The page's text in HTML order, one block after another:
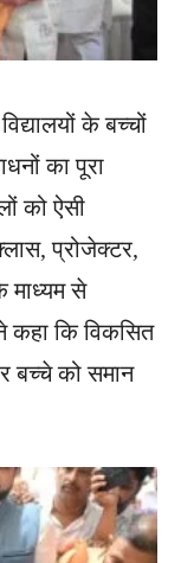
के बच्चों
का पूरा
को ऐसी
प्रोजेक्टर,
से
कहा कि विकसित
बच्चे को समान